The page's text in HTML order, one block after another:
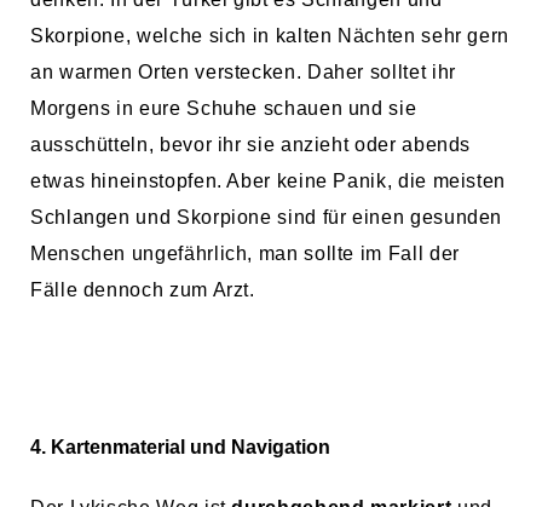
Skorpione, welche sich in kalten Nächten sehr gern
an warmen Orten verstecken. Daher solltet ihr
Morgens in eure Schuhe schauen und sie
ausschütteln, bevor ihr sie anzieht oder abends
etwas hineinstopfen. Aber keine Panik, die meisten
Schlangen und Skorpione sind für einen gesunden
Menschen ungefährlich, man sollte im Fall der
Fälle dennoch zum Arzt.
4. Kartenmaterial und Navigation